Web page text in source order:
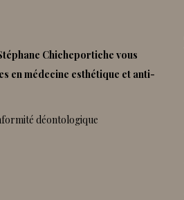
Chicheportiche vous
en médecine esthétique et anti-
déontologique